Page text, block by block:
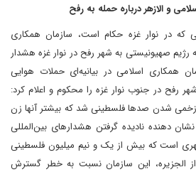
و الازهر درباره حمله به رفح
که در نوار غزه حکام است، سازمان همکاری
رژیم صهیونیستی به شهر رفح در نوار غزه هشدار
همکاری اسلامی در بیانیه‌ای حملات هوایی
رفح در جنوب نوار غزه را محکوم و اعلام کرد:
شدن صدها فلسطینی شد که بیشتر آنها زن
دهنده نادیده گرفتن هشدارهای بین‌المللی
است که بیش از یک و نیم میلیون فلسطینی
از الجزیره، این سازمان نسبت به خطر گسترش